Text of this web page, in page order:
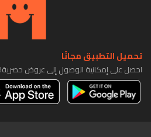
تحميل التطبيق مجانًا
احصل على إمكانية الوصول إلى عروض حصرية!